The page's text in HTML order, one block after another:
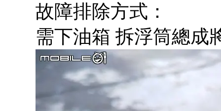
故障排除方式：
需下油箱 拆浮筒總成